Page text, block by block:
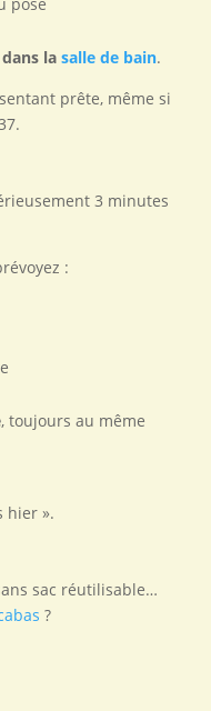
la salle de bain.
prête, même si
3 minutes
:
, toujours au même
hier ».
sac réutilisable…
?